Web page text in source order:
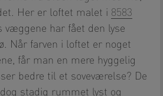
Her er loftet malet i 8583
væggene har fået den lyse
Når farven i loftet er noget
får man en mere hyggelig
bedre til et soveværelse? De
stadig rummet lyst og